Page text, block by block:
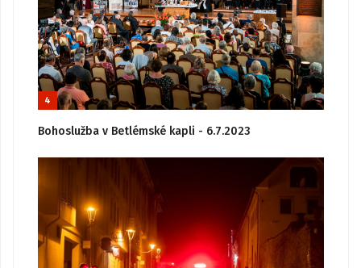
4
Bohoslužba v Betlémské kapli - 6.7.2023